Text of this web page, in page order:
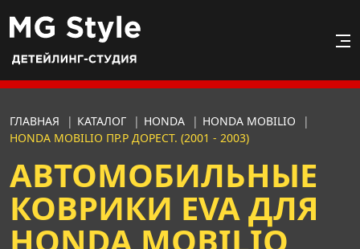
ГЛАВНАЯ | КАТАЛОГ | HONDA | HONDA MOBILIO
|
HONDA MOBILIO ПР.Р ДОРЕСТ. (2001 - 2003)
АВТОМОБИЛЬНЫЕ
КОВРИКИ EVA ДЛЯ